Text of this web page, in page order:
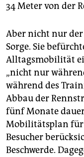
34 Meter von der
Aber nicht nur
Sorge. Sie
Alltagsmobilität
„nicht nur
während des
Abbau der
fünf Monate
Mobilitätsplan für
Besucher
Beschwerde.